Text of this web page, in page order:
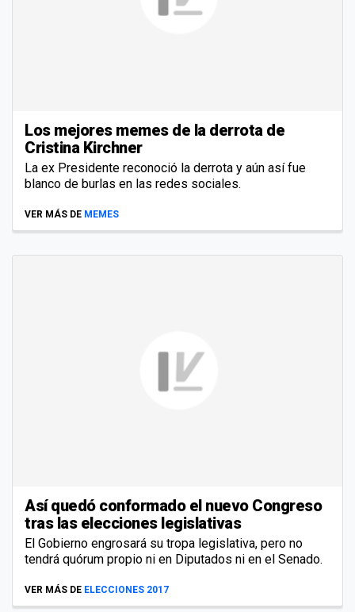
Los mejores memes de la derrota de
Cristina Kirchner
La ex Presidente reconoció la derrota y aún así fue
blanco de burlas en las redes sociales.
VER MÁS DE MEMES
Así quedó conformado el nuevo Congreso
tras las elecciones legislativas
El Gobierno engrosará su tropa legislativa, pero no
tendrá quórum propio ni en Diputados ni en el Senado.
VER MÁS DE ELECCIONES 2017